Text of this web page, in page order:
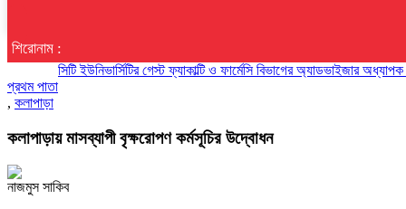
শিরোনাম :
সিটি ইউনিভার্সিটির গেস্ট ফ্যাকাল্টি ও ফার্মেসি বিভাগের অ্যাডভাইজার অধ্যাপক
প্রথম পাতা
, কলাপাড়া
কলাপাড়ায় মাসব্যাপী বৃক্ষরোপণ কর্মসূচির উদ্বোধন
নাজমুস সাকিব